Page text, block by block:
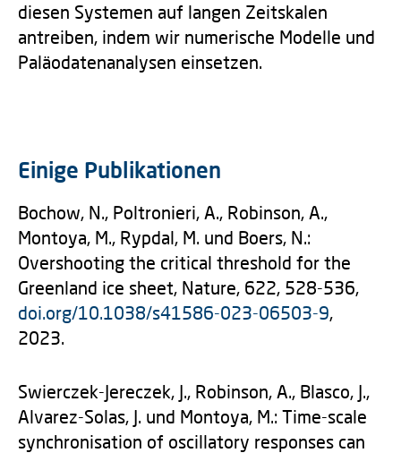
diesen Systemen auf langen Zeitskalen
antreiben, indem wir numerische Modelle und
Paläodatenanalysen einsetzen.
Einige Publikationen
Bochow, N., Poltronieri, A., Robinson, A.,
Montoya, M., Rypdal, M. und Boers, N.:
Overshooting the critical threshold for the
Greenland ice sheet, Nature, 622, 528-536,
doi.org/10.1038/s41586-023-06503-9,
2023.
Swierczek-Jereczek, J., Robinson, A., Blasco, J.,
Alvarez-Solas, J. und Montoya, M.: Time-scale
synchronisation of oscillatory responses can